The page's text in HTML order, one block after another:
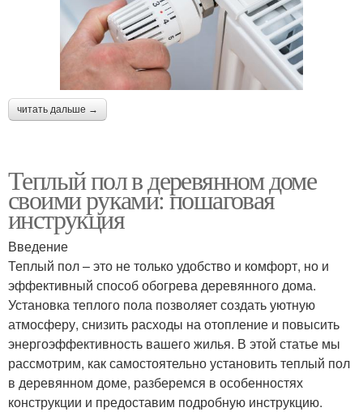
читать дальше →
Теплый пол в деревянном доме
своими руками: пошаговая
инструкция
Введение
Теплый пол – это не только удобство и комфорт, но и
эффективный способ обогрева деревянного дома.
Установка теплого пола позволяет создать уютную
атмосферу, снизить расходы на отопление и повысить
энергоэффективность вашего жилья. В этой статье мы
рассмотрим, как самостоятельно установить теплый пол
в деревянном доме, разберемся в особенностях
конструкции и предоставим подробную инструкцию.